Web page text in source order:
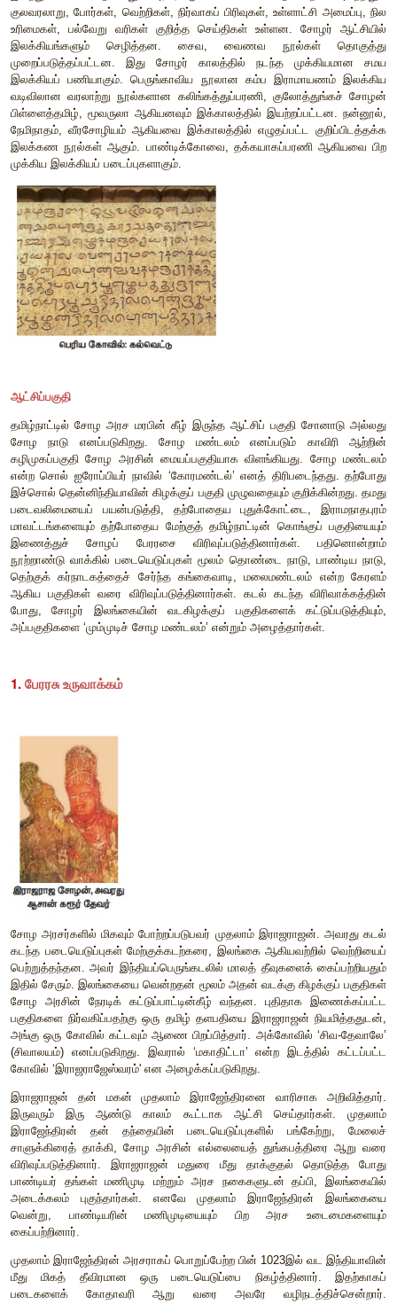
சான்றுகள்
சோழர் தங்களது பரந்து விரிந்த பேரரசை ஆள்வதற்கு
கட்டமைப்பை உருவாக்கியதுடன், பிற்கால
வண்ணம் பெரும் எண்ணிக்கையிலான வரலாற்றுச்
சென்றுள்ளனர். செப்பேடுகளிலும் கல்லிலும் 10,000-
கல்வெட்டுகள் சோழர் வரலாற்றுக்கான முதல் நிலைச்
இந்த வரலாற்று ஆவணங்களில் பெரும்பான்மையானவை
கோவில்களுக்கு வழங்கிய கொடை குறித்த தகவல்களாகவே
உள்ளடக்கத்தில் நிலப் பரிமாற்றங்கள், வரிகள்
விலக்கப்பட்ட வரிகள்) ஆகியன குறித்த தகவல்களே அதிகம்.
கல்வெட்டுகள் சமூக வேறுபாடுகள் குறித்துக்
சமூகத்தில் சாதிகள், துணைச்சாதிகள் இருந்ததைக்
வாயிலாக அன்றைய சமூகக் கட்டமைப்பு குறித்த தகவல்களை
இவற்றுடன் செப்பேடுகளிலும் அரசர் ஆணைகள்
குலவரலாறு, போர்கள், வெற்றிகள், நிர்வாகப் பிரிவுகள்,
உரிமைகள், பல்வேறு வரிகள் குறித்த செய்திகள் உள்ளன.
முறைப்படுத்தப்பட்டன. இது சோழர் காலத்தில் நடந்த
இலக்கியப் பணியாகும். பெருங்காவிய நூலான கம்ப
வடிவிலான வரலாற்று நூல்களான கலிங்கத்துப்பரணி,
பிள்ளைத்தமிழ், மூவருலா ஆகியனவும் இக்காலத்தில்
நேமிநாதம், வீரசோழியம் ஆகியவை இக்காலத்தில் எழுதப்பட்ட
இலக்கண நூல்கள் ஆகும். பாண்டிக்கோவை, தக்கயாகப்பரணி
முக்கிய இலக்கியப் படைப்புகளாகும்.
ஆட்சிப்பகுதி
தமிழ்நாட்டில் சோழ அரச மரபின் கீழ் இருந்த ஆட்சிப் பகுதி
சோழ நாடு எனப்படுகிறது. சோழ மண்டலம் எனப்படும்
கழிமுகப்பகுதி சோழ அரசின் மையப்பகுதியாக
என்ற சொல் ஐரோப்பியர் நாவில் ‘கோரமண்டல்’ எனத்
இச்சொல் தென்னிந்தியாவின் கிழக்குப் பகுதி முழுவதையும்
படைவலிமையைப் பயன்படுத்தி, தற்போதைய புதுக்கோட்டை,
மாவட்டங்களையும் தற்போதைய மேற்குத் தமிழ்நாட்டின் கொங்குப்
இணைத்துச் சோழப் பேரரசை விரிவுப்படுத்தினார்கள்.
நூற்றாண்டு வாக்கில் படையெடுப்புகள் மூலம் தொண்டை நாடு,
தெற்குக் கர்நாடகத்தைச் சேர்ந்த கங்கைவாடி,
ஆகிய பகுதிகள் வரை விரிவுப்படுத்தினார்கள். கடல் கடந்த
போது, சோழர் இலங்கையின் வடகிழக்குப் பகுதிகளைக்
அப்பகுதிகளை ‘மும்முடிச் சோழ மண்டலம்’ என்றும்
1.பேரரசு உருவாக்கம்